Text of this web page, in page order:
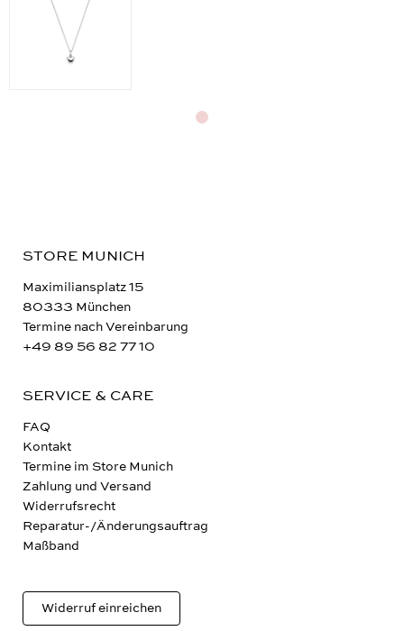
STORE MUNICH
Maximiliansplatz 15
80333 München
Termine nach Vereinbarung
+49 89 56 82 77 10
SERVICE & CARE
FAQ
Kontakt
Termine im Store Munich
Zahlung und Versand
Widerrufsrecht
Reparatur-/Änderungsauftrag
Maßband
Widerruf einreichen